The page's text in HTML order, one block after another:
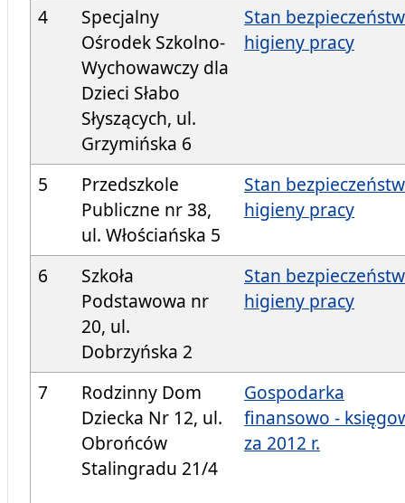
4
Specjalny
Ośrodek Szkolno-
Wychowawczy dla
Dzieci Słabo
Słyszących, ul.
Grzymińska 6
Stan
higieny pracy
5
Przedszkole
Publiczne nr 38,
ul. Włościańska 5
Stan
higieny pracy
6
Szkoła
Podstawowa nr
20, ul.
Dobrzyńska 2
Stan
higieny pracy
7
Rodzinny Dom
Dziecka Nr 12, ul.
Obrońców
Stalingradu 21/4
Gospodarka
finansowo -
za 2012 r.